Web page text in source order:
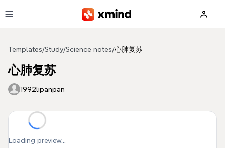
Templates/Study/Science notes/心肺复苏
心肺复苏
1992lipanpan
Loading preview...